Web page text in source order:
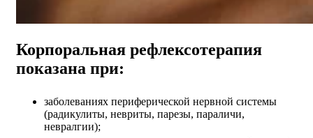
Корпоральная рефлексотерапия
показана при:
заболеваниях периферической нервной системы
(радикулиты, невриты, парезы, параличи,
невралгии);